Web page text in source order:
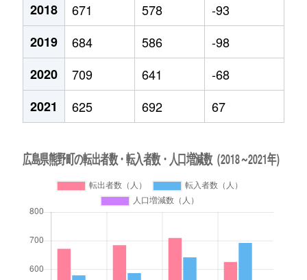
2018
671 578
-93
2019
684 586
-98
2020
709 641
-68
2021
625 692 67